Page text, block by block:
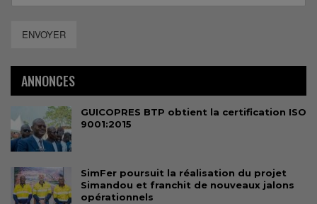
ENVOYER
ANNONCES
GUICOPRES BTP obtient la certification ISO
9001:2015
SimFer poursuit la réalisation du projet
Simandou et franchit de nouveaux jalons
opérationnels